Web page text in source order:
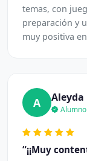
temas, con
preparación y
muy positiva
A
“¡¡Muy